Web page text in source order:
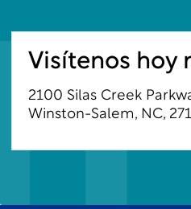
Visítenos hoy
2100 Silas Creek
Winston-Salem, NC,